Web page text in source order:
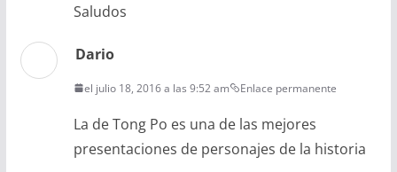
Saludos
Dario
el julio 18, 2016 a las 9:52 am Enlace permanente
La de Tong Po es una de las mejores
presentaciones de personajes de la historia